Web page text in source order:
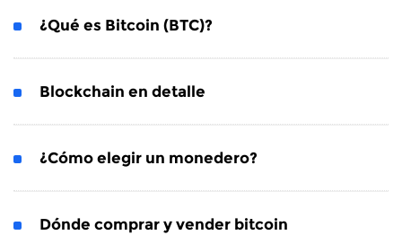
¿Qué es Bitcoin (BTC)?
Blockchain en detalle
¿Cómo elegir un monedero?
Dónde comprar y vender bitcoin